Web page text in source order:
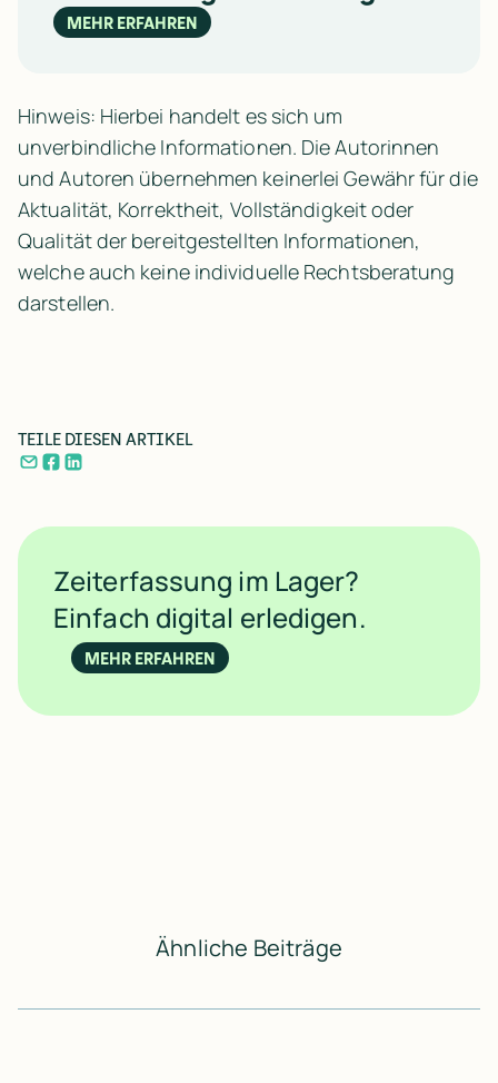
MEHR ERFAHREN
Hinweis: Hierbei handelt es sich um
unverbindliche Informationen. Die Autorinnen
und Autoren übernehmen keinerlei Gewähr für die
Aktualität, Korrektheit, Vollständigkeit oder
Qualität der bereitgestellten Informationen,
welche auch keine individuelle Rechtsberatung
darstellen.
TEILE DIESEN ARTIKEL
Zeiterfassung im Lager?
Einfach digital erledigen.
MEHR ERFAHREN
Ähnliche Beiträge